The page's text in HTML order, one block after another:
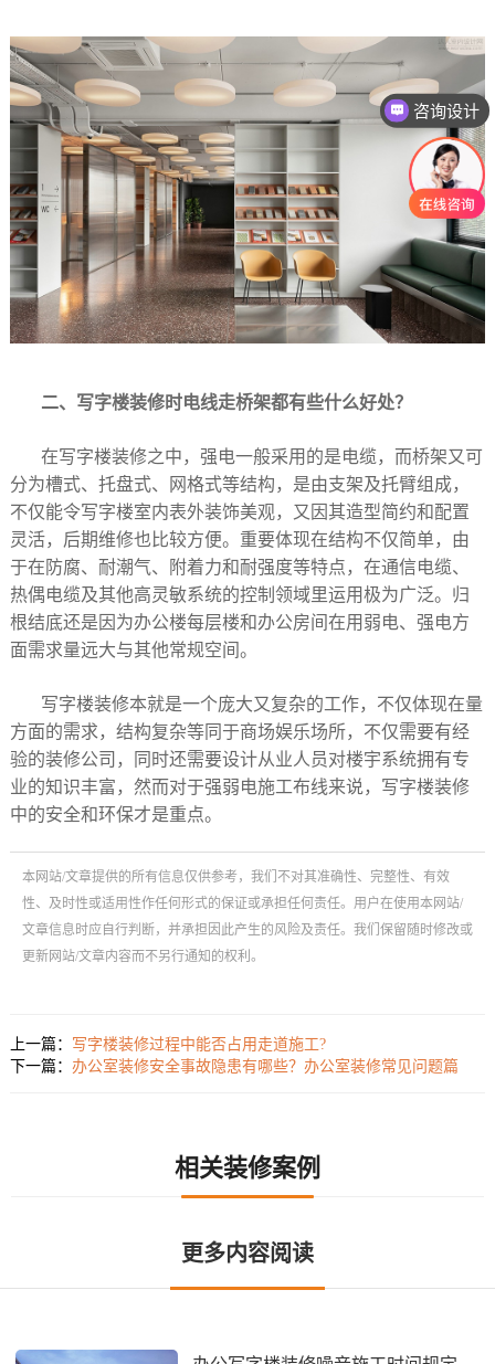
二、 写字楼装修时电线走桥架都有些什么好处？
在写字楼装修之中，强电一般采用的是电缆，而桥架又可
分为槽式、托盘式、网格式等结构，是由支架及托臂组成，
不仅能令写字楼室内表外装饰美观，又因其造型简约和配置
灵活，后期维修也比较方便。重要体现在结构不仅简单，由
于在防腐、耐潮气、附着力和耐强度等特点，在通信电缆、
热偶电缆及其他高灵敏系统的控制领域里运用极为广泛。归
根结底还是因为办公楼每层楼和办公房间在用弱电、强电方
面需求量远大与其他常规空间。
写字楼装修本就是一个庞大又复杂的工作，不仅体现在量
方面的需求，结构复杂等同于商场娱乐场所，不仅需要有经
验的装修公司，同时还需要设计从业人员对楼宇系统拥有专
业的知识丰富，然而对于强弱电施工布线来说，写字楼装修
中的安全和环保才是重点。
本网站/文章提供的所有信息仅供参考，我们不对其准确性、完整性、有效
性、及时性或适用性作任何形式的保证或承担任何责任。用户在使用本网站/
文章信息时应自行判断，并承担因此产生的风险及责任。我们保留随时修改或
更新网站/文章内容而不另行通知的权利。
上一篇： 写字楼装修过程中能否占用走道施工?
下一篇： 办公室装修安全事故隐患有哪些？办公室装修常见问题篇
相关装修案例
更多内容阅读
咨询设计